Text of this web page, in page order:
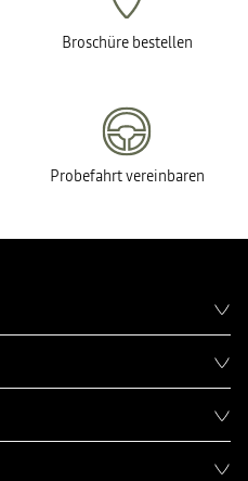
Broschüre bestellen
Probefahrt vereinbaren